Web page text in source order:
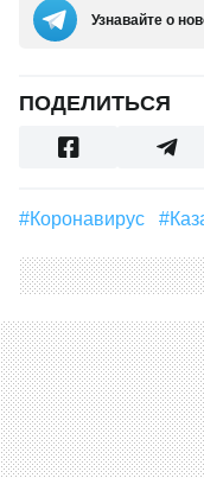
Узнавайте о
ПОДЕЛИТЬСЯ
#Коронавирус